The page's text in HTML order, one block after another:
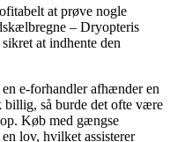
at prøve nogle
– Dryopteris
at indhente den
e-forhandler afhænder en
billig, så burde det ofte være
Køb med gængse
lov, hvilket assisterer